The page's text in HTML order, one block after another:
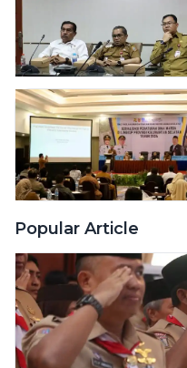
Popular Article